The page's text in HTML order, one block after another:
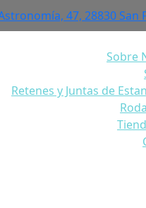
47, 28830
Sobre
Retenes y Juntas de